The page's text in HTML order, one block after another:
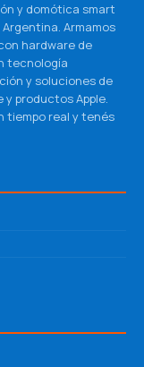
y domótica smart
Armamos
hardware de
tecnología
y soluciones de
productos Apple.
tiempo real y tenés